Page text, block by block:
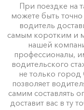
При поездке на
можете быть
водитель
самым коротким и
нашей
профессионалы,
водительского
не только
позволяет
самим составлять
доставит вас в ту